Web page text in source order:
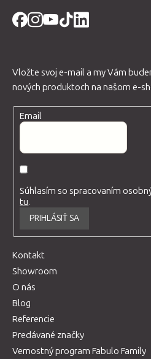
Vložte svoj e-mail a my Vám
nových produktoch na našom e-
Email
Súhlasím so spracovaním
tu.
PRIHLÁSIŤ SA
Kontakt
Showroom
O nás
Blog
Referencie
Predávané značky
Vernostný program Fabulo Family